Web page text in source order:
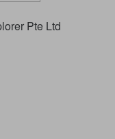
Pte Ltd